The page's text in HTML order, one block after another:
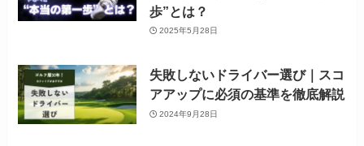
歩”とは？
2025年5月28日
失敗しないドライバー選び｜スコ
アアップに必須の基準を徹底解説
2024年9月28日